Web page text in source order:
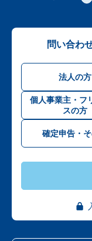
問い合わ
法人の方
個人事業主・フ
スの方
確定申告・